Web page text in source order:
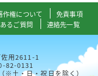
作権について
免責事項
るご質問 連絡先一覧
用2611-1
82-0131
※土・日・祝日を除く）